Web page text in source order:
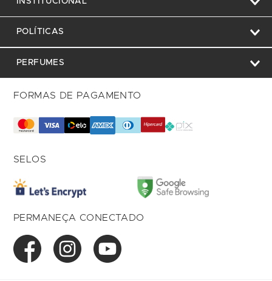
POLÍTICAS
PERFUMES
FORMAS DE PAGAMENTO
SELOS
PERMANEÇA CONECTADO